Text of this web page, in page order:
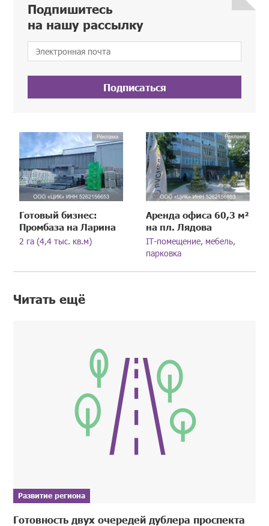
Подпишитесь
на нашу рассылку
Подписаться
Готовый бизнес:
Промбаза на Ларина
2 га (4,4 тыс. кв.м)
Аренда офиса 60,3 м²
на пл. Лядова
IT-помещение, мебель,
парковка
Читать ещё
Развитие региона
Готовность двух очередей дублера проспекта